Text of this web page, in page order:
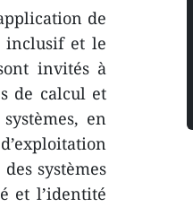
de
inclusif et le
invités à
de calcul et
en
systèmes
et l’identité